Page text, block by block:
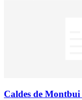
Caldes de Montbui